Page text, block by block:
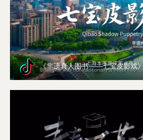
属高校应用型本科试点专业
理、电子商务、市场营销4
际认证，食品质量与安全专
学校注重产、教、研协
国家级、市级“四新”项目9
科、新农科、新文科项目建
级一流本科课程5门、市级一
划重点改革领航学院1个、上
3个、上海课程思政示范课程
《非遗真人图书——七宝皮影戏》 #全民阅读周#读红色经典 做信仰传人#新时代新征程，阅读的形式，也在与时俱进。“非遗真人数字图书”作为一种全新的阅读体，将书本的体验与实践相结合，师生共同制作出一部部“非遗真人数字图书”。它将精湛的传统技艺与